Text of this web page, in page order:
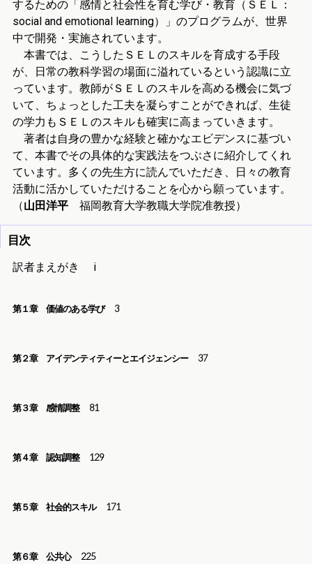
するための「感情と社会性を育む学び・教育（ＳＥＬ：
social and emotional learning）」のプログラムが、世界
中で開発・実施されています。
本書では、こうしたＳＥＬのスキルを育成する手段
が、日常の教科学習の場面に溢れているという認識に立
っています。教師がＳＥＬのスキルを高める機会に気づ
いて、ちょっとした工夫を凝らすことができれば、生徒
の学力もＳＥＬのスキルも確実に高まっていきます。
著者は自身の豊かな経験と確かなエビデンスに基づい
て、本書でその具体的な実践法をつぶさに紹介してくれ
ています。多くの先生方に読んでいただき、日々の教育
活動に活かしていただけることを心から願っています。
（山田洋平福岡教育大学教職大学院准教授）
目次
訳者まえがき i
第１章 価値のある学び 3
第２章 アイデンティティーとエイジェンシー 37
第３章 感情調整 81
第４章 認知調整 129
第５章 社会的スキル 171
第６章 公共心 225